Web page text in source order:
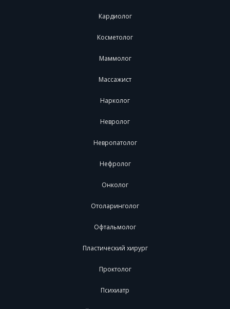
Кардиолог
Косметолог
Маммолог
Массажист
Нарколог
Невролог
Невропатолог
Нефролог
Онколог
Отоларинголог
Офтальмолог
Пластический хирург
Проктолог
Психиатр